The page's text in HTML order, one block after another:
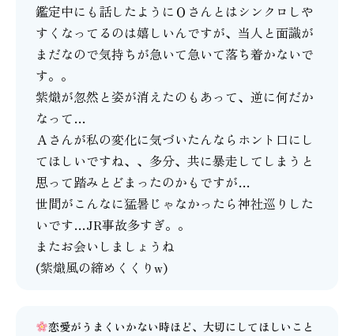
鑑定中にも話したようにＯさんとはシンクロしや
すくなってるのは嬉しいんですが、当人と面識が
まだなので気持ちが急いて急いて落ち着かないで
す。。
紫熾が忽然と姿が消えたのもあって、逆に何だか
なって…
Ａさんが私の変化に気づいたんならホント口にし
てほしいですね、、多分、共に暴走してしまうと
思って踏みとどまったのかもですが…
世間がこんなに猛暑じゃなかったら神社巡りした
いです…JR事故多すぎ。。
またお会いしましょうね
(紫熾風の締めくくりw)
恋愛がうまくいかない時ほど、大切にしてほしいこと